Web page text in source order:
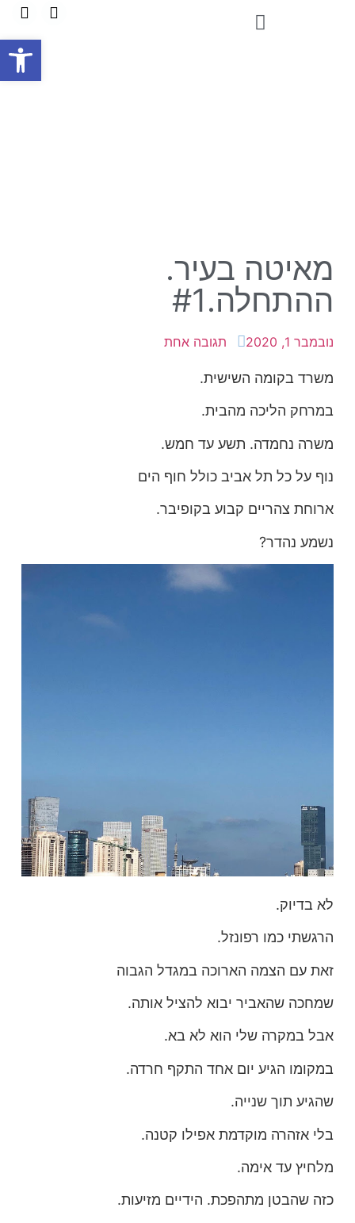
מאיטה בעיר.
ההתחלה.#1
נובמבר 1, 2020 תגובה אחת
משרד בקומה השישית.
במרחק הליכה מהבית.
משרה נחמדה. תשע עד חמש.
נוף על כל תל אביב כולל חוף הים
ארוחת צהריים קבוע בקופיבר.
נשמע נהדר?
לא בדיוק.
הרגשתי כמו רפונזל.
זאת עם הצמה הארוכה במגדל הגבוה
שמחכה שהאביר יבוא להציל אותה.
אבל במקרה שלי הוא לא בא.
במקומו הגיע יום אחד התקף חרדה.
שהגיע תוך שנייה.
בלי אזהרה מוקדמת אפילו קטנה.
מלחיץ עד אימה.
כזה שהבטן מתהפכת. הידיים מזיעות.